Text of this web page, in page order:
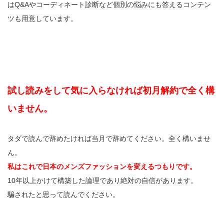
はQ&Aやコーディネート診断など個別の悩みにも答えるコンテン
ツも用意しています。
試し読みをして気に入らなければ初月解約で全く構
いません。
タダで読んで辞めたければ当月で辞めてください。全く構いませ
ん。
私はこれで日本のメンズファッションを変えるつもりです。
10年以上かけて構築した論理であり絶対の自信があります。
騙されたと思って読んでください。